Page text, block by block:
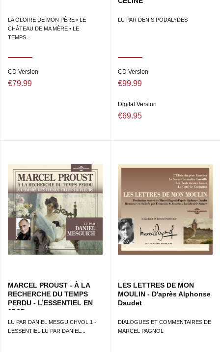
LA GLOIRE DE MON PÈRE • LE
CHÂTEAU DE MA MÈRE • LE
TEMPS...
CD Version
€79.99
LU PAR DENIS PODALYDES
CD Version
€99.99
Digital Version
€69.95
MARCEL PROUST - À LA
RECHERCHE DU TEMPS
PERDU - L’ESSENTIEL EN
25CD
LU PAR DANIEL MESGUICHVOL.1 -
L’ESSENTIEL LU PAR DANIEL...
LES LETTRES DE MON
MOULIN - D'après Alphonse
Daudet
DIALOGUES ET COMMENTAIRES DE
MARCEL PAGNOL